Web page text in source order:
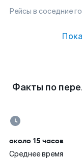
Рейсы в соседние
Факты по
около 15 часов
Среднее время